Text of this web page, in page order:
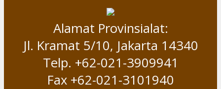
Alamat Provinsialat:
Jl. Kramat 5/10, Jakarta 14340
Telp. +62-021-3909941
Fax +62-021-3101940